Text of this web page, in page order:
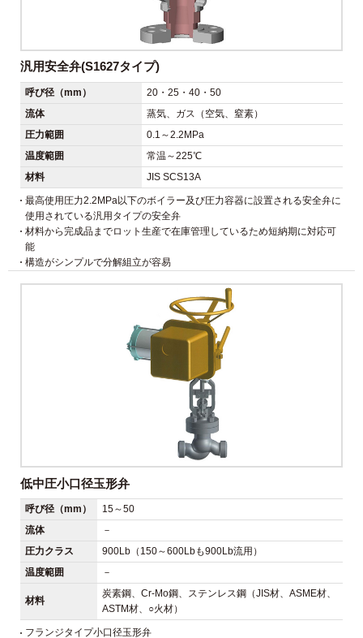
汎用安全弁(S1627タイプ)
呼び径（mm）
20・25・40・50
流体
蒸気、ガス（空気、窒素）
圧力範囲
0.1～2.2MPa
温度範囲
常温～225℃
材料
JIS SCS13A
最高使用圧力2.2MPa以下のボイラー及び圧力容器に設置される安全弁に
使用されている汎用タイプの安全弁
材料から完成品までロット生産で在庫管理しているため短納期に対応可
能
構造がシンプルで分解組立が容易
低中圧小口径玉形弁
呼び径（mm）
15～50
流体
－
圧力クラス
900Lb（150～600Lbも900Lb流用）
温度範囲
－
材料
炭素鋼、Cr-Mo鋼、ステンレス鋼（JIS材、ASME材、
ASTM材、○火材）
フランジタイプ小口径玉形弁